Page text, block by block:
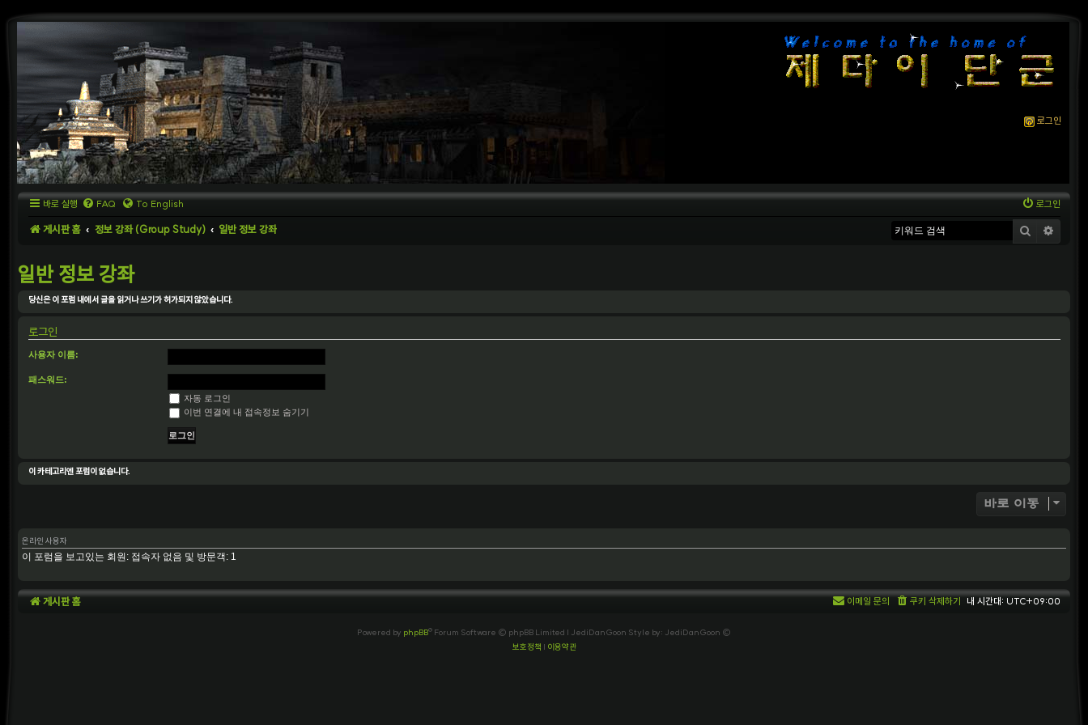
로그인
바로 실행 FAQ To English 로그인
게시판 홈 정보 강좌 (Group Study) 일반 정보 강좌 검색
일반 정보 강좌
당신은 이 포럼 내에서 글을 읽거나 쓰기가 허가되지 않았습니다.
로그인
사용자 이름:
패스워드:
자동 로그인
이번 연결에 내 접속정보 숨기기
이 카테고리엔 포럼이 없습니다.
바로 이동
온라인 사용자
이 포럼을 보고있는 회원: 접속자 없음 및 방문객: 1
게시판 홈 내 시간대: UTC+09:00
쿠키 삭제하기
이메일 문의
Powered by phpBB® Forum Software © phpBB Limited | JediDanGoon Style by: JediDanGoon ©
보호정책 | 이용약관